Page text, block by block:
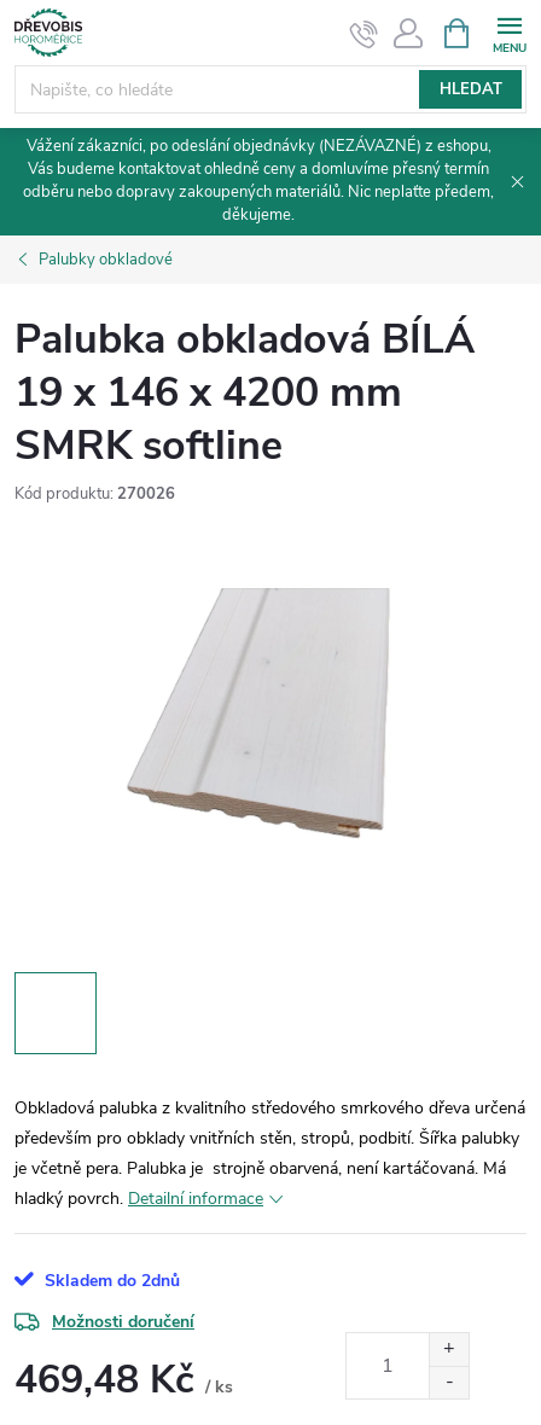
Přejít
na
obsah
HLEDAT
NÁKUPNÍ
KOŠÍK
Vážení zákazníci, po odeslání objednávky (NEZÁVAZNÉ) z eshopu,
Vás budeme kontaktovat ohledně ceny a domluvíme přesný termín
odběru nebo dopravy zakoupených materiálů. Nic neplaťte předem,
děkujeme.
Palubky obkladové
Palubka obkladová BÍLÁ
19 x 146 x 4200 mm
SMRK softline
Kód produktu: 270026
Obkladová palubka z kvalitního středového smrkového dřeva určená
především pro obklady vnitřních stěn, stropů, podbití. Šířka palubky
je včetně pera. Palubka je strojně obarvená, není kartáčovaná. Má
hladký povrch. Detailní informace
Skladem do 2dnů
Možnosti doručení
469,48 Kč / ks